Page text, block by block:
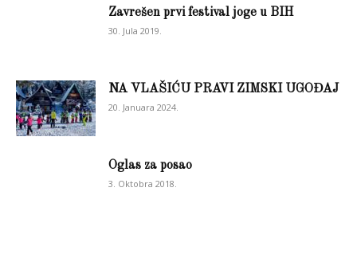
Zavrešen prvi festival joge u BIH
30. Jula 2019.
NA VLAŠIĆU PRAVI ZIMSKI UGOĐAJ
20. Januara 2024.
Oglas za posao
3. Oktobra 2018.